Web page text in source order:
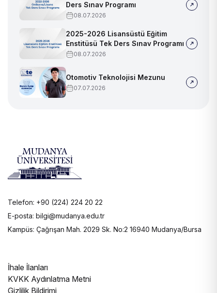
Ders Sınav Programı
08.07.2026
2025-2026 Lisansüstü Eğitim
Enstitüsü Tek Ders Sınav Programı
08.07.2026
Otomotiv Teknolojisi Mezunu
07.07.2026
Telefon: +90 (224) 224 20 22
E-posta: bilgi@mudanya.edu.tr
Kampüs: Çağrışan Mah. 2029 Sk. No:2 16940 Mudanya/Bursa
İhale İlanları
KVKK Aydınlatma Metni
Gizlilik Bildirimi